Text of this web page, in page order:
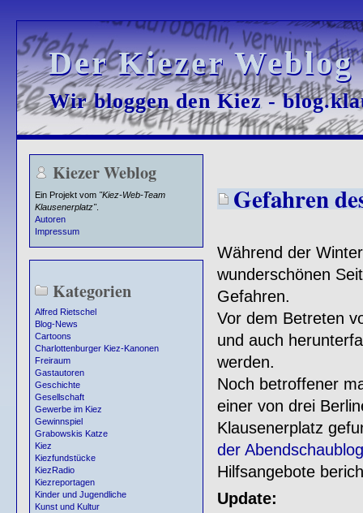
Der Kiezer
Der Kiezer
Wir bloggen den Kiez -
Wir bloggen den Kiez -
Kiezer Weblog
Ein Projekt vom "Kiez-Web-Team
Klausenerplatz".
Autoren
Impressum
Kategorien
Alfred Rietschel
Blog-News
Cartoons
Charlottenburger Kiez-Kanonen
Freiraum
Gastautoren
Geschichte
Gesellschaft
Gewerbe im Kiez
Gewinnspiel
Grabowskis Katze
Kiez
Kiezfundstücke
KiezRadio
Kiezreportagen
Kinder und Jugendliche
Kunst und Kultur
Gefahren
Während der
wunderschönen
Gefahren.
Vor dem Betreten
und auch
werden.
Noch betroffener
einer von drei
Klausenerplatz
der Abendschaublog
Hilfsangebote
Update: